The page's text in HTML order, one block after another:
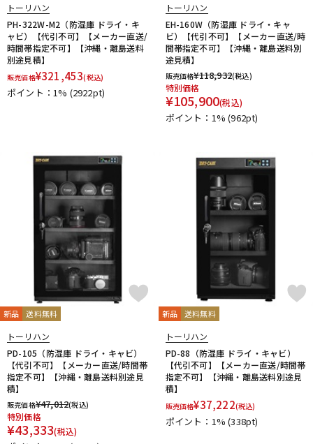
Groove Tubes
HEADREC
HEDD
HEiL SOUND HERCULES
Heritage Audio
HUMPBACK ENGINEERING
IGS Audio
IK Multimedia
Ikebe Original
ISO ACOUSTICS
JBL
JohnBlue Audio JZ Microphones
K.W.S
KAKASHI Professional Stands
KAOTICA KENTON
KOTOBUKI KRK
KRYNA
Lauten Audio LEWITT Line6
LOJECT
maag audio
MACKIE
marantz Professional
Marshall
MASELEC M-AUDIO
Mee audio
MIDAS
Millennia MISTRAL
MOGAMI
Mojave Audio
Monkey Banana
MONSTER CABLE
Morton Microphone Systems
Musikelectronic Geithain
MUZEN
Nothing
OHASHI
Oktava OLLO AUDIO ORB Oyaide
P-S
Palmer PhoenixAudio
Pioneer DJ
PreSonus
PRIMACOUSTIC
Primo PrismSound
PROIDEA
Protection Racket
Providence Pueblo Audio
PULSE
Purple audio
Radial
reloop
reProducer Audio Rhapsodio
RODE
Roger Mayer
Ronk Japan
Roswell Pro Audio
RoyerLabs
トーリハン
PH-322W-M2（防湿庫 ドライ・キ
ャビ）【代引不可】【メーカー直送/
時間帯指定不可】【沖縄・離島送料
別途見積】
販売価格¥321,453(税込)
ポイント：1% (2922pt)
トーリハン
EH-160W（防湿庫 ドライ・キャ
ビ）【代引不可】【メーカー直送/時
間帯指定不可】【沖縄・離島送料別
途見積】
販売価格¥118,932(税込)
特別価格
¥105,900(税込)
ポイント：1%(962pt)
新品 送料無料
トーリハン
PD-105（防湿庫 ドライ・キャビ）
【代引不可】【メーカー直送/時間帯
指定不可】【沖縄・離島送料別途見
積】
販売価格¥47,012(税込)
特別価格
¥43,333(税込)
新品 送料無料
トーリハン
PD-88（防湿庫 ドライ・キャビ）
【代引不可】【メーカー直送/時間帯
指定不可】【沖縄・離島送料別途見
積】
販売価格¥37,222(税込)
ポイント：1%(338pt)